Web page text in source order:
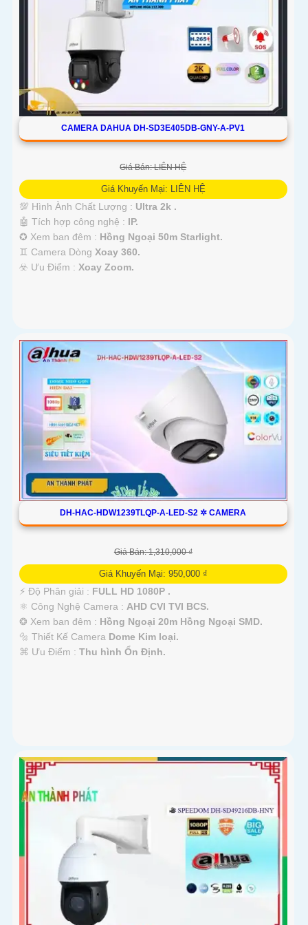
CAMERA DAHUA DH-SD3E405DB-GNY-A-PV1
Giá Bán: LIÊN HỆ
Giá Khuyến Mại: LIÊN HỆ
💯 Hình Ành Chất Lượng : Ultra 2k .
🤖️ Tích hợp công nghệ : IP.
✪ Xem ban đêm : Hồng Ngoại 50m Starlight.
♊ Camera Dòng Xoay 360.
️☣️ Ưu Điểm : Xoay Zoom.
DH-HAC-HDW1239TLQP-A-LED-S2 ✲ CAMERA
Giá Bán: 1,310,000 ₫
Giá Khuyến Mại: 950,000 ₫
️⚡ Độ Phân giải : FULL HD 1080P .
⚛️ Công Nghệ Camera : AHD CVI TVI BCS.
❂ Xem ban đêm : Hồng Ngoại 20m Hồng Ngoại SMD.
🔩 Thiết Kế Camera Dome Kim loại.
️⌘ Ưu Điểm : Thu hình Ổn Định.